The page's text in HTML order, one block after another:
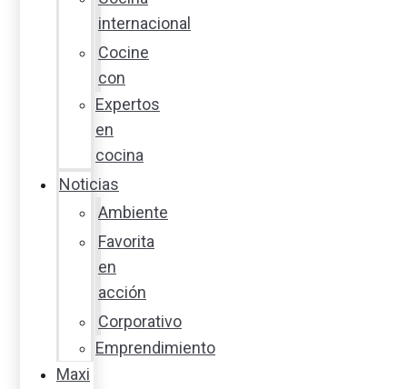
internacional
Cocine
con
Expertos
en
cocina
Noticias
Ambiente
Favorita
en
acción
Corporativo
Emprendimiento
Maxi